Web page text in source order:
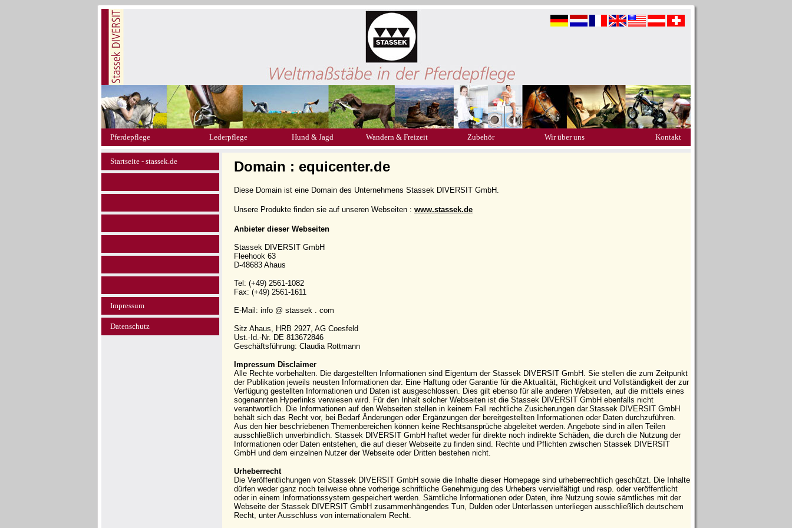
Pferdepflege Lederpflege Hund & Jagd Wandern & Freizeit Zubehör Wir über uns Kontakt
Startseite - stassek.de
Impressum
Datenschutz
Domain : equicenter.de
Diese Domain ist eine Domain des Unternehmens Stassek DIVERSIT GmbH.
Unsere Produkte finden sie auf unseren Webseiten : www.stassek.de
Anbieter dieser Webseiten
Stassek DIVERSIT GmbH
Fleehook 63
D-48683 Ahaus
Tel: (+49) 2561-1082
Fax: (+49) 2561-1611
E-Mail: info @ stassek . com
Sitz Ahaus, HRB 2927, AG Coesfeld
Ust.-Id.-Nr. DE 813672846
Geschäftsführung: Claudia Rottmann
Impressum Disclaimer
Alle Rechte vorbehalten. Die dargestellten Informationen sind Eigentum der Stassek DIVERSIT GmbH. Sie stellen die zum Zeitpunkt
der Publikation jeweils neusten Informationen dar. Eine Haftung oder Garantie für die Aktualität, Richtigkeit und Vollständigkeit der zur
Verfügung gestellten Informationen und Daten ist ausgeschlossen. Dies gilt ebenso für alle anderen Webseiten, auf die mittels eines
sogenannten Hyperlinks verwiesen wird. Für den Inhalt solcher Webseiten ist die Stassek DIVERSIT GmbH ebenfalls nicht
verantwortlich. Die Informationen auf den Webseiten stellen in keinem Fall rechtliche Zusicherungen dar.Stassek DIVERSIT GmbH
behält sich das Recht vor, bei Bedarf Änderungen oder Ergänzungen der bereitgestellten Informationen oder Daten durchzuführen.
Aus den hier beschriebenen Themenbereichen können keine Rechtsansprüche abgeleitet werden. Angebote sind in allen Teilen
ausschließlich unverbindlich. Stassek DIVERSIT GmbH haftet weder für direkte noch indirekte Schäden, die durch die Nutzung der
Informationen oder Daten entstehen, die auf dieser Webseite zu finden sind. Rechte und Pflichten zwischen Stassek DIVERSIT
GmbH und dem einzelnen Nutzer der Webseite oder Dritten bestehen nicht.
Urheberrecht
Die Veröffentlichungen von Stassek DIVERSIT GmbH sowie die Inhalte dieser Homepage sind urheberrechtlich geschützt. Die Inhalte
dürfen weder ganz noch teilweise ohne vorherige schriftliche Genehmigung des Urhebers vervielfältigt und resp. oder veröffentlicht
oder in einem Informationssystem gespeichert werden. Sämtliche Informationen oder Daten, ihre Nutzung sowie sämtliches mit der
Webseite der Stassek DIVERSIT GmbH zusammenhängendes Tun, Dulden oder Unterlassen unterliegen ausschließlich deutschem
Recht, unter Ausschluss von internationalem Recht.